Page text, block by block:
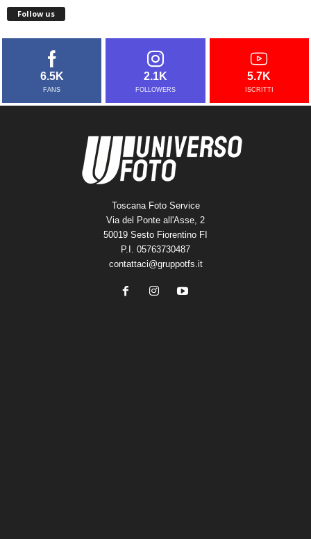
Follow us
6.5K
FANS
2.1K
FOLLOWERS
5.7K
ISCRITTI
Toscana Foto Service
Via del Ponte all'Asse, 2
50019 Sesto Fiorentino FI
P.I. 05763730487
contattaci@gruppotfs.it